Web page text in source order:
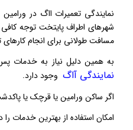
نمایندگی تعمیرات ااگ در
شهرهای اطراف پایتخت توجه کافی
مسافت طولانی برای انجام
به همین دلیل نیاز به خدمات
نمایندگی‌ آاگ وجود دارد.
اگر ساکن ورامین یا قرچک یا
امکان استفاده از بهترین خدمات